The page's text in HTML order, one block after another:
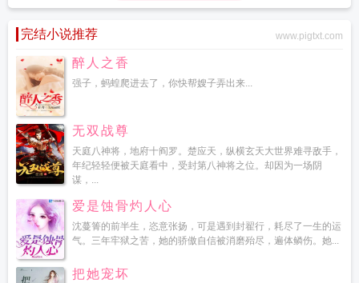
完结小说推荐 www.pigtxt.com
醉人之香
强子，蚂蝗爬进去了，你快帮嫂子弄出来...
无双战尊
天庭八神将，地府十阎罗。楚应天，纵横玄天大世界难寻敌手，
年纪轻轻便被天庭看中，受封第八神将之位。却因为一场阴
谋，...
爱是蚀骨灼人心
沈蔓箐的前半生，恣意张扬，可是遇到封翟行，耗尽了一生的运
气。三年牢狱之苦，她的骄傲自信被消磨殆尽，遍体鳞伤。她...
把她宠坏